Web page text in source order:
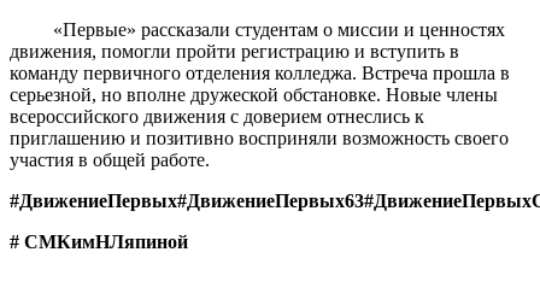
«Первые» рассказали студентам о миссии и ценностях
движения, помогли пройти регистрацию и вступить в
команду первичного отделения колледжа. Встреча прошла в
серьезной, но вполне дружеской обстановке. Новые члены
всероссийского движения с доверием отнеслись к
приглашению и позитивно восприняли возможность своего
участия в общей работе.
# СМКимНЛяпиной